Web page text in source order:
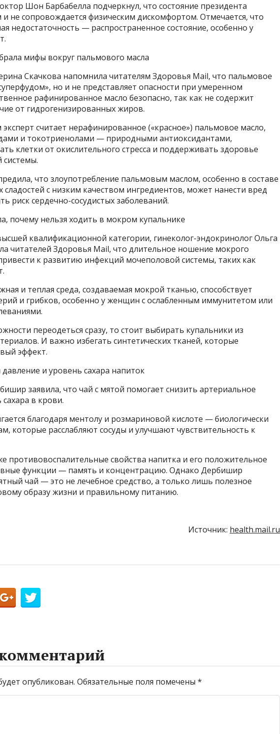
Шон Барбабелла подчеркнул, что состояние президента
и не сопровождается физическим дискомфортом. Отмечается, что
недостаточность — распространенное состояние, особенно у
мифы вокруг пальмового масла
Скачкова напомнила читателям Здоровья Mail, что пальмовое
но и не представляет опасности при умеренном
рафинированное масло безопасно, так как не содержит
от гидрогенизированных жиров.
считает нерафинированное («красное») пальмовое масло,
и токотриенолами — природными антиоксидантами,
клетки от окислительного стресса и поддерживать здоровье
системы.
что злоупотребление пальмовым маслом, особенно в составе
с низким качеством ингредиентов, может нанести вред
риск сердечно-сосудистых заболеваний.
почему нельзя ходить в мокром купальнике
квалификационной категории, гинеколог-эндокринолог Ольга
читателей Здоровья Mail, что длительное ношение мокрого
к развитию инфекций мочеполовой системы, таких как
и теплая среда, создаваемая мокрой тканью, способствует
и грибков, особенно у женщин с ослабленным иммунитетом или
переодеться сразу, то стоит выбирать купальники из
И важно избегать синтетических тканей, которые
эффект.
и уровень сахара напиток
заявила, что чай с мятой помогает снизить артериальное
в крови.
благодаря ментолу и розмариновой кислоте — биологически
которые расслабляют сосуды и улучшают чувствительность к
противовоспалительные свойства напитка и его положительное
функции — память и концентрацию. Однако Дербишир
чай — это не лечебное средство, а только лишь полезное
образу жизни и правильному питанию.
Источник: health.mail.ru
опубликован. Обязательные поля помечены *